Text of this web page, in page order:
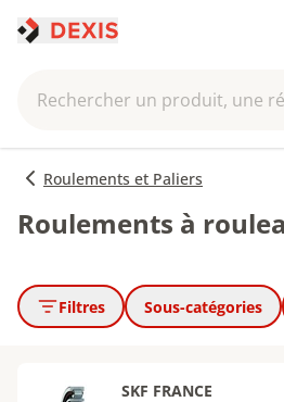
Rechercher un produit, une
Roulements et Paliers
Roulements à
Filtres Sous-catégories
SKF FRANCE